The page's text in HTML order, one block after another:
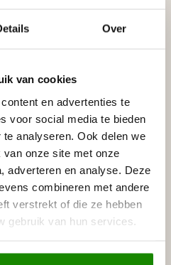
Over
van cookies
en advertenties te
voor social media te bieden
analyseren. Ook delen we
onze site met onze
adverteren en analyse. Deze
combineren met andere
verstrekt of die ze hebben
gebruik van hun services.
310 ml €8,95